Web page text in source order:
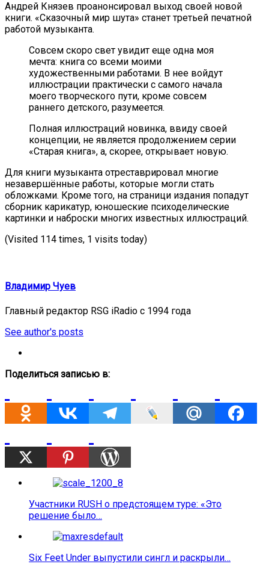
Андрей Князев проанонсировал выход своей новой
книги. «Сказочный мир шута» станет третьей печатной
работой музыканта.
Совсем скоро свет увидит еще одна моя
мечта: книга со всеми моими
художественными работами. В нее войдут
иллюстрации практически с самого начала
моего творческого пути, кроме совсем
раннего детского, разумеется.
Полная иллюстраций новинка, ввиду своей
концепции, не является продолжением серии
«Старая книга», а, скорее, открывает новую.
Для книги музыканта отреставрировал многие
незавершённые работы, которые могли стать
обложками. Кроме того, на страници издания попадут
сборник карикатур, юношеские психоделические
картинки и наброски многих известных иллюстраций.
(Visited 114 times, 1 visits today)
Владимир Чуев
Главный редактор RSG iRadio с 1994 года
See author's posts
Поделиться записью в:
Участники RUSH о предстоящем туре: «Это
решение было…
Six Feet Under выпустили сингл и раскрыли…